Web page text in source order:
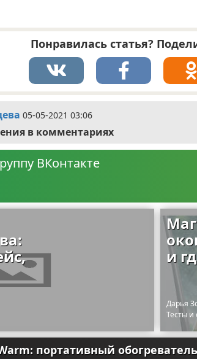
Понравилась статья?
05-05-2021 03:06
в комментариях
ВКонтакте
и
Дарья
Тесты и
портативный